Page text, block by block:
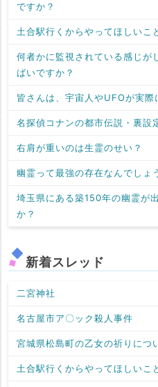
ですか？
土合駅行くからやってほしいこ
何者かに監視されている感じが
ばいですか？
皆さんは、宇宙人やUFOが実際
名探偵コナンの都市伝説・裏設
右肩が重いのは生霊のせい？
幽霊って最強の存在なんでしょ
埼玉県にある築150年の幽霊が
か？
新着スレッド
二宮神社
名古屋市ア〇ック殺人事件
宮城県松島町の乙女の祈りにつ
土合駅行くからやってほしいこ